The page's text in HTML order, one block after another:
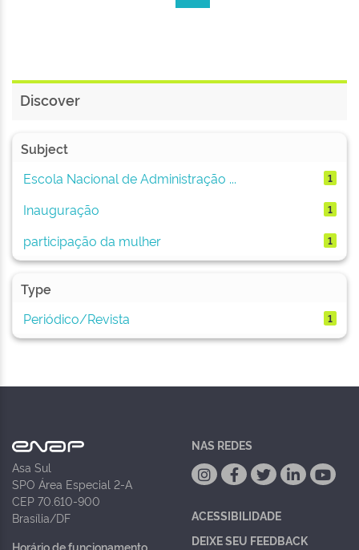
Discover
Subject
Escola Nacional de Administração ...
1
Inauguração 1
participação da mulher 1
Type
Periódico/Revista
1
Asa Sul
SPO Área Especial 2-A
CEP 70.610-900
Brasília/DF
Horário de funcionamento
NAS REDES
ACESSIBILIDADE
DEIXE SEU FEEDBACK